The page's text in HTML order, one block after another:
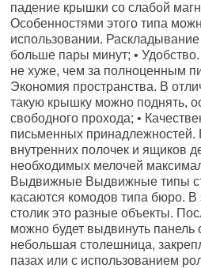
падение крышки со слабой
Особенностями этого типа
использовании.
больше пары минут; •
не хуже, чем за полноценным
Экономия пространства. В
такую крышку можно поднять,
свободного прохода; •
письменных принадлежностей.
внутренних полочек и ящиков
необходимых мелочей
Выдвижные Выдвижные типы
касаются комодов типа бюро.
столик это разные объекты.
можно будет выдвинуть панель
небольшая столешница,
пазах или с использованием